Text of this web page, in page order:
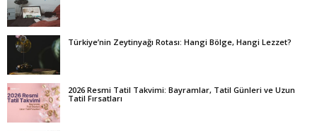
Türkiye’nin Zeytinyağı Rotası: Hangi Bölge, Hangi Lezzet?
2026 Resmi Tatil Takvimi: Bayramlar, Tatil Günleri ve Uzun
Tatil Fırsatları